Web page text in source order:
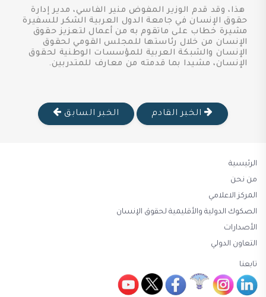
هذا، وقد قدم الوزير المفوض منير الفاسي، مدير إدارة
حقوق الإنسان في جامعة الدول العربية الشكر للسفيرة
مشيرة خطاب على ماتقوم به من أعمال لتعزيز حقوق
الإنسان من خلال رئاستها للمجلس القومي لحقوق
الإنسان والشبكة العربية للمؤسسات الوطنية لحقوق
الإنسان، مشيدا بما قدمته من معارف للمتدربين.
الخبر القادم الخبر السابق
الرئيسية
من نحن
المركز الاعلامي
الصكوك الدولية والأقليمية لحقوق الإنسان
الأصدارات
التعاون الدولي
تابعنا